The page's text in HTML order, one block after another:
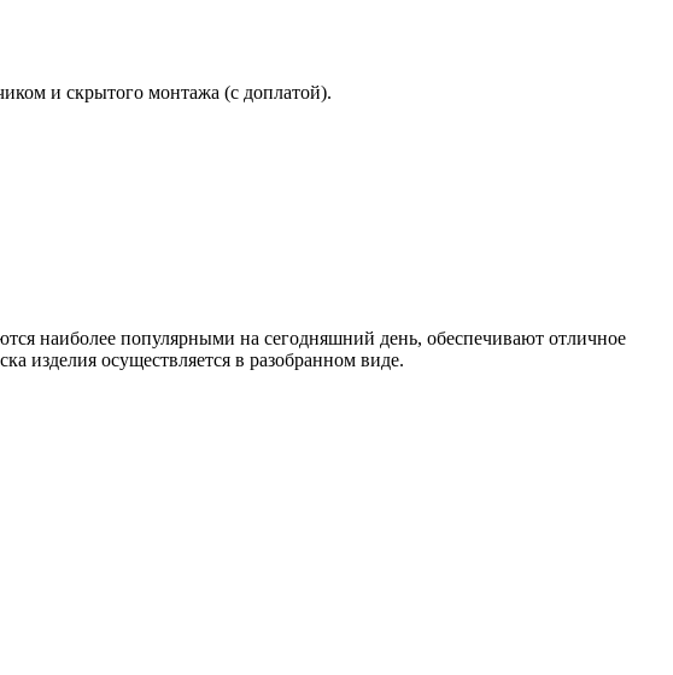
и скрытого монтажа (с доплатой).
наиболее популярными на сегодняшний день, обеспечивают отличное
изделия осуществляется в разобранном виде.